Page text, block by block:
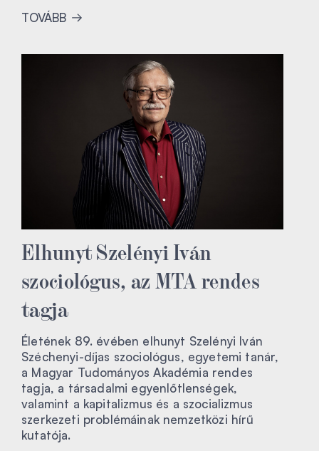
TOVÁBB
Elhunyt Szelényi Iván
szociológus, az MTA rendes
tagja
Életének 89. évében elhunyt Szelényi Iván
Széchenyi-díjas szociológus, egyetemi tanár,
a Magyar Tudományos Akadémia rendes
tagja, a társadalmi egyenlőtlenségek,
valamint a kapitalizmus és a szocializmus
szerkezeti problémáinak nemzetközi hírű
kutatója.